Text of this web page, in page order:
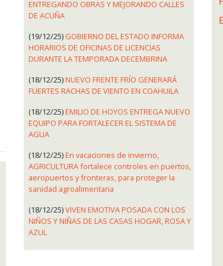
ENTREGANDO OBRAS Y MEJORANDO CALLES
DE ACUÑA
(19/12/25) GOBIERNO DEL ESTADO INFORMA
HORARIOS DE OFICINAS DE LICENCIAS
DURANTE LA TEMPORADA DECEMBRINA
(18/12/25)NUEVO FRENTE FRÍO GENERARÁ
FUERTES RACHAS DE VIENTO EN COAHUILA
(18/12/25)EMILIO DE HOYOS ENTREGA NUEVO
EQUIPO PARA FORTALECER EL SISTEMA DE
AGUA
(18/12/25)En vacaciones de invierno,
AGRICULTURA fortalece controles en puertos,
aeropuertos y fronteras, para proteger la
sanidad agroalimentaria
(18/12/25)VIVEN EMOTIVA POSADA CON LOS
NIÑOS Y NIÑAS DE LAS CASAS HOGAR, ROSA Y
AZUL